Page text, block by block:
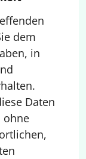
dem
in
Daten
ohne